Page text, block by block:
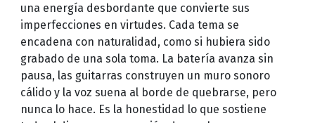
una energía desbordante que convierte sus
imperfecciones en virtudes. Cada tema se
encadena con naturalidad, como si hubiera sido
grabado de una sola toma. La batería avanza sin
pausa, las guitarras construyen un muro sonoro
cálido y la voz suena al borde de quebrarse, pero
nunca lo hace. Es la honestidad lo que sostiene